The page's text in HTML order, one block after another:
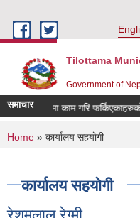
Tilottama
Government of
समाचार
कोरियामा काम गरि फर्किएकाहरुको
You are here
Home » कार्यालय सहयाेगी
कार्यालय सहयाेगी